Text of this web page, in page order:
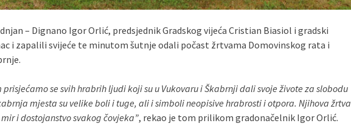
– Dignano Igor Orlić, predsjednik Gradskog vijeća Cristian Biasiol i gradski
i zapalili svijeće te minutom šutnje odali počast žrtvama Domovinskog rata i
se svih hrabrih ljudi koji su u Vukovaru i Škabrnji dali svoje živote za slobodu
mjesta su velike boli i tuge, ali i simboli neopisive hrabrosti i otpora. Njihova žrtva
i dostojanstvo svakog čovjeka”, rekao je tom prilikom gradonačelnik Igor Orlić.